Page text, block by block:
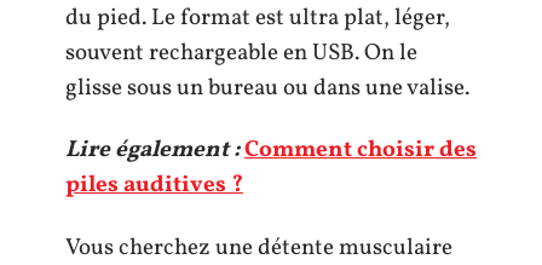
du pied. Le format est ultra plat, léger,
souvent rechargeable en USB. On le
glisse sous un bureau ou dans une valise.
Lire également :Comment choisir des
piles auditives ?
Vous cherchez une détente musculaire